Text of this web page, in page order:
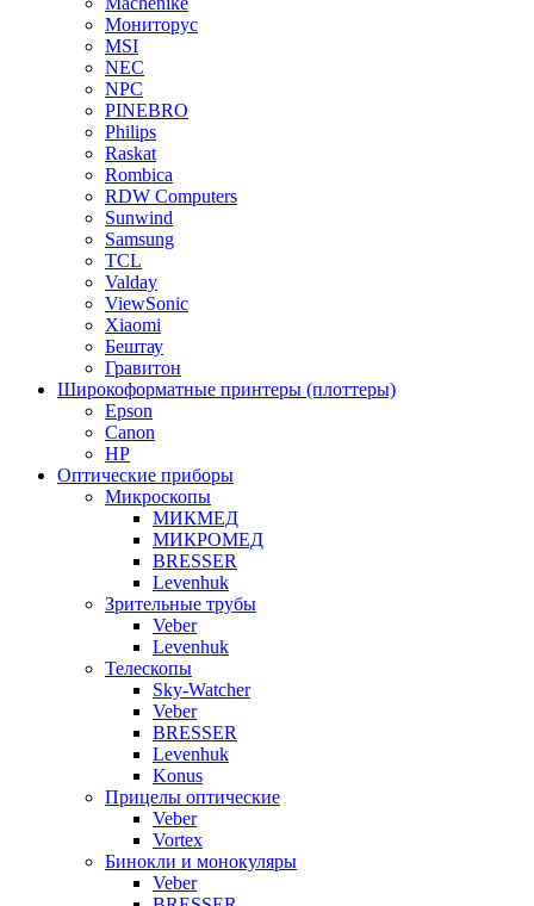
Мониторус
MSI
NEC
NPC
PINEBRO
Philips
Raskat
Rombica
RDW Computers
Sunwind
Samsung
TCL
Valday
ViewSonic
Xiaomi
Бештау
Гравитон
Широкоформатные принтеры (плоттеры)
Epson
Canon
HP
Оптические приборы
Микроскопы
МИКМЕД
МИКРОМЕД
BRESSER
Levenhuk
Зрительные трубы
Veber
Levenhuk
Телескопы
Sky-Watcher
Veber
BRESSER
Levenhuk
Konus
Прицелы оптические
Veber
Vortex
Бинокли и монокуляры
Veber